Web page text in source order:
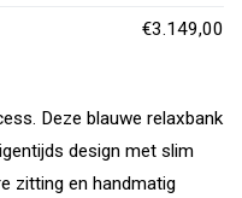
€3.149,00
Deze blauwe relaxbank
design met slim
zitting en handmatig